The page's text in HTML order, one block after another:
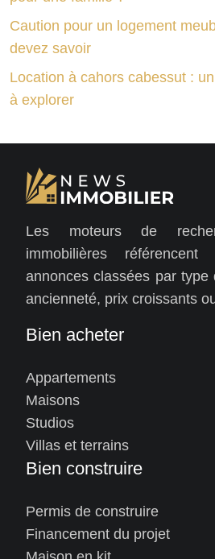
Caution pour un logement
devez savoir
Location à cahors cabessut :
à explorer
Les moteurs de
immobilières
annonces classées par type
ancienneté, prix croissants
Bien acheter
Appartements
Maisons
Studios
Villas et terrains
Bien construire
Permis de construire
Financement du projet